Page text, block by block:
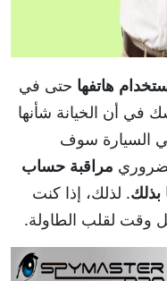
هاتفها حتى في
في أن الخيانة شأنها
السيارة سوف
مراقبة حساب
بذلك. لذلك، إذا كنت
وقت لقلب الطاولة.